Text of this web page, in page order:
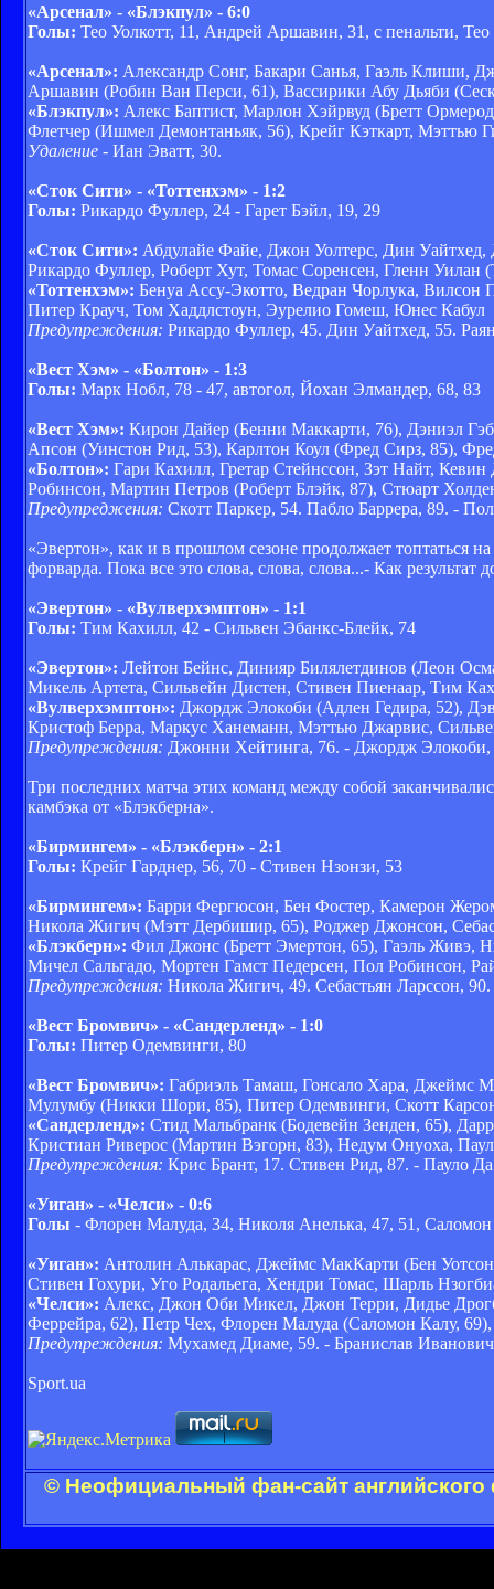
«Арсенал» - «Блэкпул» - 6:0
Голы: Тео Уолкотт, 11, Андрей Аршавин, 31, с пенальти,
«Арсенал»: Александр Сонг, Бакари Санья, Гаэль Клиши,
Аршавин (Робин Ван Перси, 61), Вассирики Абу Дьяби
«Блэкпул»: Алекс Баптист, Марлон Хэйрвуд (Бретт
Флетчер (Ишмел Демонтаньяк, 56), Крейг Кэткарт, Мэттью
Удаление - Иан Эватт, 30.
«Сток Сити» - «Тоттенхэм» - 1:2
Голы: Рикардо Фуллер, 24 - Гарет Бэйл, 19, 29
«Сток Сити»: Абдулайе Файе, Джон Уолтерс, Дин
Рикардо Фуллер, Роберт Хут, Томас Соренсен, Гленн
«Тоттенхэм»: Бенуа Ассу-Экотто, Ведран Чорлука,
Питер Крауч, Том Хаддлстоун, Эурелио Гомеш, Юнес Кабул
Предупреждения: Рикардо Фуллер, 45. Дин Уайтхед, 55.
«Вест Хэм» - «Болтон» - 1:3
Голы: Марк Нобл, 78 - 47, автогол, Йохан Элмандер, 68, 83
«Вест Хэм»: Кирон Дайер (Бенни Маккарти, 76), Дэниэл
Апсон (Уинстон Рид, 53), Карлтон Коул (Фред Сирз, 85),
«Болтон»: Гари Кахилл, Гретар Стейнссон, Зэт Найт,
Робинсон, Мартин Петров (Роберт Блэйк, 87), Стюарт
Предупреджения: Скотт Паркер, 54. Пабло Баррера, 89. -
«Эвертон», как и в прошлом сезоне продолжает топтаться
форварда. Пока все это слова, слова, слова...- Как
«Эвертон» - «Вулверхэмптон» - 1:1
Голы: Тим Кахилл, 42 - Сильвен Эбанкс-Блейк, 74
«Эвертон»: Лейтон Бейнс, Динияр Билялетдинов (Леон
Микель Артета, Сильвейн Дистен, Стивен Пиенаар, Тим
«Вулверхэмптон»: Джордж Элокоби (Адлен Гедира, 52),
Кристоф Берра, Маркус Ханеманн, Мэттью Джарвис,
Предупреждения: Джонни Хейтинга, 76. - Джордж Элокоби,
Три последних матча этих команд между собой
камбэка от «Блэкберна».
«Бирмингем» - «Блэкберн» - 2:1
Голы: Крейг Гарднер, 56, 70 - Стивен Нзонзи, 53
«Бирмингем»: Барри Фергюсон, Бен Фостер, Камерон
Никола Жигич (Мэтт Дербишир, 65), Роджер Джонсон,
«Блэкберн»: Фил Джонс (Бретт Эмертон, 65), Гаэль Живэ,
Мичел Сальгадо, Мортен Гамст Педерсен, Пол Робинсон,
Предупреждения: Никола Жигич, 49. Себастьян Ларссон,
«Вест Бромвич» - «Сандерленд» - 1:0
Голы: Питер Одемвинги, 80
«Вест Бромвич»: Габриэль Тамаш, Гонсало Хара, Джеймс
Мулумбу (Никки Шори, 85), Питер Одемвинги, Скотт
«Сандерленд»: Стид Мальбранк (Бодевейн Зенден, 65),
Кристиан Риверос (Мартин Вэгорн, 83), Недум Онуоха,
Предупреждения: Крис Брант, 17. Стивен Рид, 87. - Пауло
«Уиган» - «Челси» - 0:6
Голы - Флорен Малуда, 34, Николя Анелька, 47, 51,
«Уиган»: Антолин Алькарас, Джеймс МакКарти (Бен
Стивен Гохури, Уго Родальега, Хендри Томас, Шарль
«Челси»: Алекс, Джон Оби Микел, Джон Терри, Дидье
Феррейра, 62), Петр Чех, Флорен Малуда (Саломон Калу,
Предупреждения: Мухамед Диаме, 59. - Бранислав
Sport.ua
© Неофициальный фан-сайт английского